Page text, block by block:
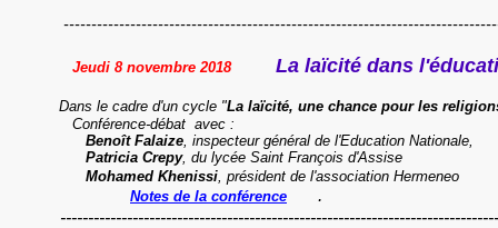
Jeudi 8 novembre 2018 La laïcité dans
Dans le cadre d'un cycle "La laïcité, une chance pour les
Conférence-débat avec :
Benoît Falaize , inspecteur général de l'Education Nationale,
Patricia Crepy, du lycée Saint François d'Assise
Mohamed Khenissi , président de l'association Hermeneo
Notes de la conférence .